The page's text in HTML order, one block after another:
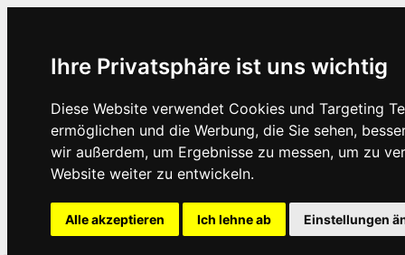
Ihre Privatsphäre ist uns wichtig
Diese Website verwendet Cookies und Targeting
ermöglichen und die Werbung, die Sie sehen,
wir außerdem, um Ergebnisse zu messen, um zu
Website weiter zu entwickeln.
Alle akzeptieren Ich lehne ab Einstellungen